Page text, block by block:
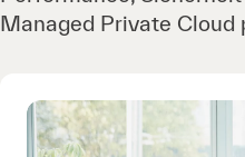
Managed Private Cloud